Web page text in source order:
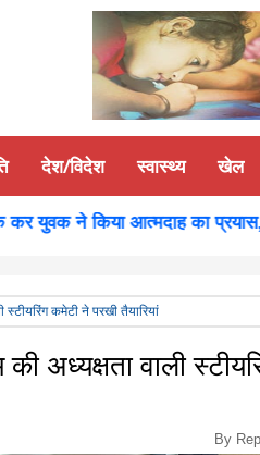
देश/विदेश स्वास्थ्य खेल
ने किया आत्मदाह का प्रयास,मचा
कमेटी ने परखी तैयारियां
अध्यक्षता वाली
By